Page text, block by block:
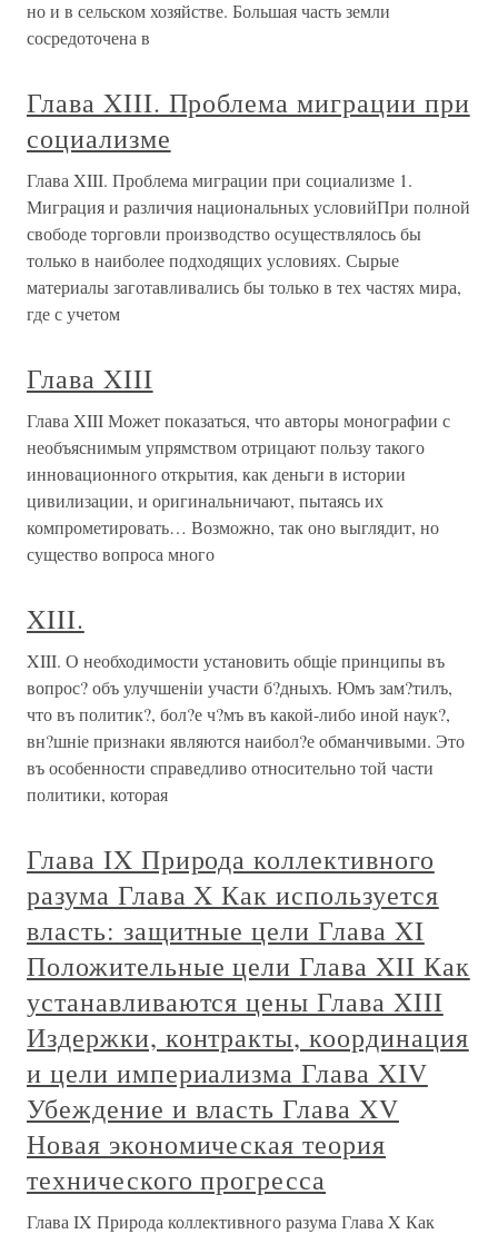
но и в сельском хозяйстве. Большая часть земли
сосредоточена в
Глава XIII. Проблема миграции при
социализме
Глава XIII. Проблема миграции при социализме 1.
Миграция и различия национальных условийПри полной
свободе торговли производство осуществлялось бы
только в наиболее подходящих условиях. Сырые
материалы заготавливались бы только в тех частях мира,
где с учетом
Глава XIII
Глава XIII Может показаться, что авторы монографии с
необъяснимым упрямством отрицают пользу такого
инновационного открытия, как деньги в истории
цивилизации, и оригинальничают, пытаясь их
компрометировать… Возможно, так оно выглядит, но
существо вопроса много
XIII.
XIII. О необходимости установить общіе принципы въ
вопрос? объ улучшеніи участи б?дныхъ. Юмъ зам?тилъ,
что въ политик?, бол?е ч?мъ въ какой-либо иной наук?,
вн?шніе признаки являются наибол?е обманчивыми. Это
въ особенности справедливо относительно той части
политики, которая
Глава IX Природа коллективного
разума Глава X Как используется
власть: защитные цели Глава XI
Положительные цели Глава XII Как
устанавливаются цены Глава XIII
Издержки, контракты, координация
и цели империализма Глава XIV
Убеждение и власть Глава XV
Новая экономическая теория
технического прогресса
Глава IX Природа коллективного разума Глава X Как